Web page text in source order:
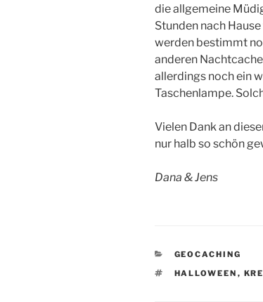
die allgemeine
Stunden nach
werden bestimmt
anderen
allerdings noch ein
Taschenlampe.
Vielen Dank an
nur halb so schön
Dana & Jens
KATEGORIEN
GEOCACHING
SCHLAGWÖRTER
HALLOWEEN ,